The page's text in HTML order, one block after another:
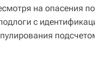
на опасения
с